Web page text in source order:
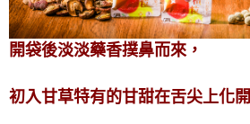
開袋後淡淡藥香撲鼻而來，
初入甘草特有的甘甜在舌尖上化開